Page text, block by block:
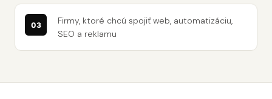
Firmy, ktoré chcú spojiť web, automatizáciu,
SEO a reklamu